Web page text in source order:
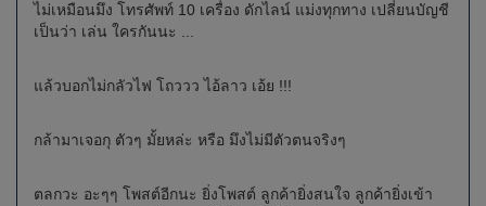
ไม่เหมือนมึง โทรศัพท์ 10 เครื่อง ดักไลน์ แม่งทุกทาง เปลี่ยนบัญชี
เป็นว่า เล่น ใครกันนะ ...
แล้วบอกไม่กลัวไฟ โถววว ไอ้ลาว เอ้ย !!!
กล้ามาเจอกุ ตัวๆ มั้ยหล่ะ หรือ มึงไม่มีตัวตนจริงๆ
ตลกวะ อะๆๆ โพสต์อีกนะ ยิ่งโพสต์ ลูกค้ายิ่งสนใจ ลูกค้ายิ่งเข้า